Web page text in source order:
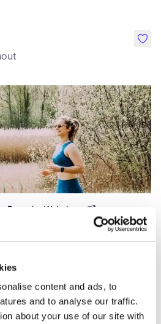
content and ads, to
and to analyse our traffic.
about your use of our site with
Besuche Webshop
like
Leuven